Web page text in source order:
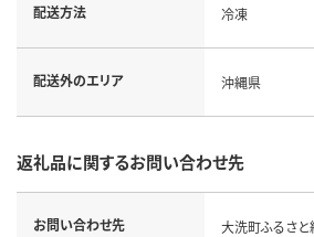
配送方法 冷凍
配送外のエリア 沖縄県
返礼品に関するお問い合わせ先
お問い合わせ先 大洗町ふるさ